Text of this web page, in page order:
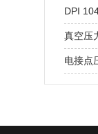
DPI
真空压
电接点